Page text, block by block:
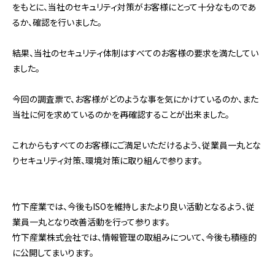
をもとに、当社のセキュリティ対策がお客様にとって十分なものであ
るか、確認を行いました。
結果、当社のセキュリティ体制はすべてのお客様の要求を満たしてい
ました。
今回の調査票で、お客様がどのような事を気にかけているのか、また
当社に何を求めているのかを再確認することが出来ました。
これからもすべてのお客様にご満足いただけるよう、従業員一丸とな
りセキュリティ対策、環境対策に取り組んで参ります。
竹下産業では、今後もISOを維持しまたより良い活動となるよう、従
業員一丸となり改善活動を行って参ります。
竹下産業株式会社では、情報管理の取組みについて、今後も積極的
に公開してまいります。